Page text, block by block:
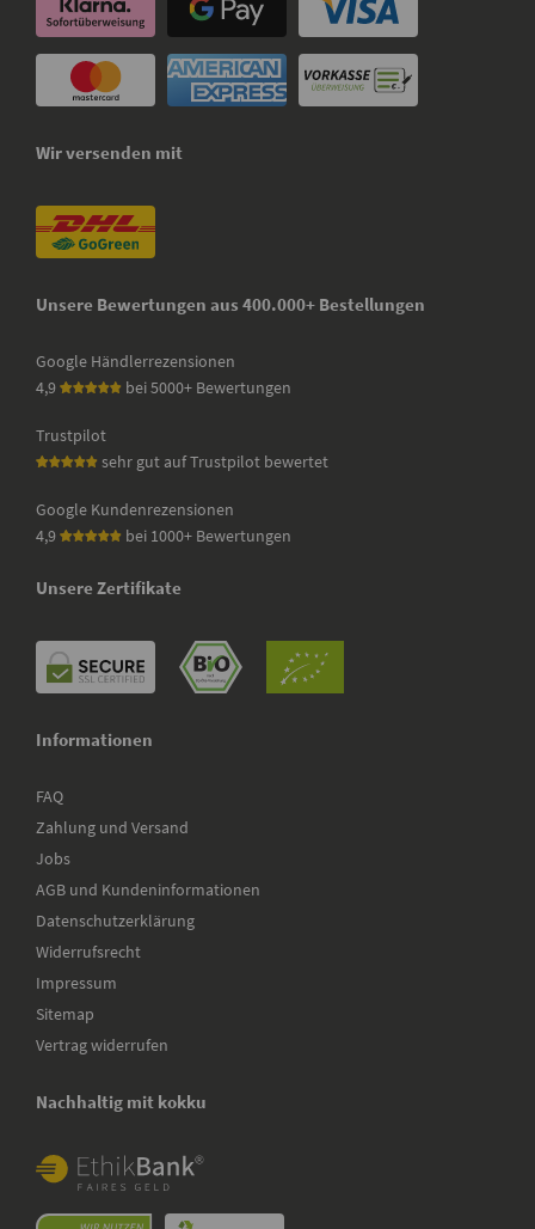
Wir versenden mit
Unsere Bewertungen aus 400.000+ Bestellungen
Google Händlerrezensionen
4,9
bei 5000+ Bewertungen
Trustpilot
sehr gut auf Trustpilot bewertet
Google Kundenrezensionen
4,9
bei 1000+ Bewertungen
Unsere Zertifikate
Informationen
FAQ
Zahlung und Versand
Jobs
AGB und Kundeninformationen
Datenschutzerklärung
Widerrufsrecht
Impressum
Sitemap
Vertrag widerrufen
Nachhaltig mit kokku